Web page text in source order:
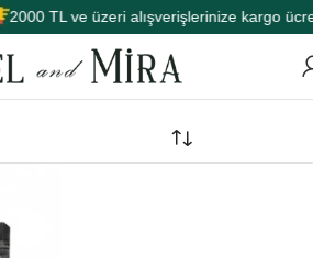
2000 TL ve üzeri alışverişlerinize kargo